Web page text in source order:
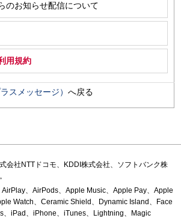
のお知らせ配信について
用規約
スメッセージ） へ戻る
会社NTTドコモ、KDDI株式会社、ソフトバンク株
、AirPods、Apple Music、Apple Pay、Apple
Watch、Ceramic Shield、Dynamic Island、Face
、iPad、iPhone、iTunes、Lightning、Magic